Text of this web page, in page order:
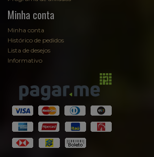
Minha conta
Minha conta
Histórico de pedidos
Lista de desejos
Informativo